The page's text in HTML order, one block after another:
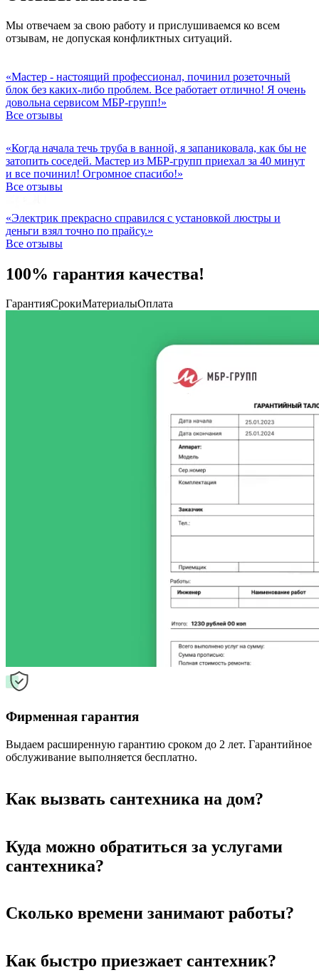
Мы отвечаем за свою работу и прислушиваемся ко всем
отзывам, не допуская конфликтных ситуаций.
«Мастер - настоящий профессионал, починил розеточный
блок без каких-либо проблем. Все работает отлично! Я очень
довольна сервисом МБР-групп!»
Все отзывы
«Когда начала течь труба в ванной, я запаниковала, как бы не
затопить соседей. Мастер из МБР-групп приехал за 40 минут
и все починил! Огромное спасибо!»
Все отзывы
«Электрик прекрасно справился с установкой люстры и
деньги взял точно по прайсу.»
Все отзывы
100% гарантия качества!
ГарантияСрокиМатериалыОплата
Фирменная гарантия
Выдаем расширенную гарантию сроком до 2 лет. Гарантийное
обслуживание выполняется бесплатно.
Как вызвать сантехника на дом?
Куда можно обратиться за услугами
сантехника?
Сколько времени занимают работы?
Как быстро приезжает сантехник?